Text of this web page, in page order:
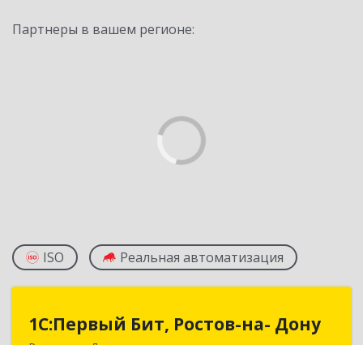
Партнеры в вашем регионе:
ISO Реальная автоматизация
1С:Первый Бит, Ростов-на- Дону
1С:Первый Бит, Ростов-на- Дону